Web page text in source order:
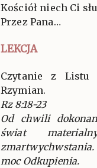
Kościół niech Ci
Przez Pana…
LEKCJA
Czytanie z Listu
Rzymian.
Rz 8:18-23
Od chwili
świat
zmartwychwstania.
moc Odkupienia.